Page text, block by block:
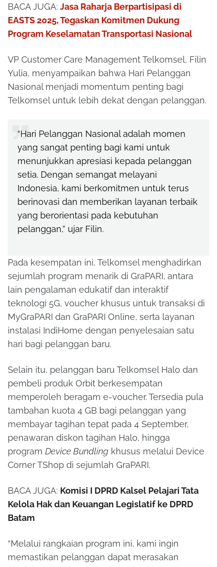
BACA JUGA: Jasa Raharja Berpartisipasi di
EASTS 2025, Tegaskan Komitmen Dukung
Program Keselamatan Transportasi Nasional
VP Customer Care Management Telkomsel, Filin
Yulia, menyampaikan bahwa Hari Pelanggan
Nasional menjadi momentum penting bagi
Telkomsel untuk lebih dekat dengan pelanggan.
“Hari Pelanggan Nasional adalah momen
yang sangat penting bagi kami untuk
menunjukkan apresiasi kepada pelanggan
setia. Dengan semangat melayani
Indonesia, kami berkomitmen untuk terus
berinovasi dan memberikan layanan terbaik
yang berorientasi pada kebutuhan
pelanggan,” ujar Filin.
Pada kesempatan ini, Telkomsel menghadirkan
sejumlah program menarik di GraPARI, antara
lain pengalaman edukatif dan interaktif
teknologi 5G, voucher khusus untuk transaksi di
MyGraPARI dan GraPARI Online, serta layanan
instalasi IndiHome dengan penyelesaian satu
hari bagi pelanggan baru.
Selain itu, pelanggan baru Telkomsel Halo dan
pembeli produk Orbit berkesempatan
memperoleh beragam e-voucher. Tersedia pula
tambahan kuota 4 GB bagi pelanggan yang
membayar tagihan tepat pada 4 September,
penawaran diskon tagihan Halo, hingga
program Device Bundling khusus melalui Device
Corner TShop di sejumlah GraPARI.
BACA JUGA: Komisi I DPRD Kalsel Pelajari Tata
Kelola Hak dan Keuangan Legislatif ke DPRD
Batam
“Melalui rangkaian program ini, kami ingin
memastikan pelanggan dapat merasakan